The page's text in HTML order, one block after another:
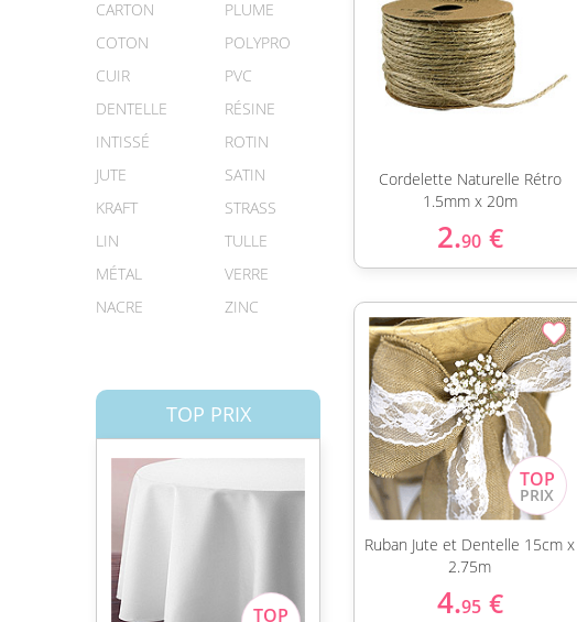
CARTON
COTON
CUIR
DENTELLE
INTISSÉ
JUTE
KRAFT
LIN
MÉTAL
NACRE
PLUME
POLYPRO
PVC
RÉSINE
ROTIN
SATIN
STRASS
TULLE
VERRE
ZINC
TOP PRIX
Cordelette Naturelle Rétro
1.5mm x 20m
2.90 €
Ruban Jute et Dentelle 15cm x
2.75m
4.95 €